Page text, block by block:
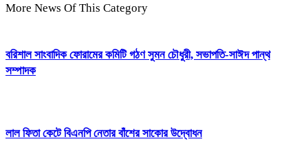
More News Of This Category
বরিশাল সাংবাদিক ফোরামের কমিটি গঠণ সুমন চৌধুরী, সভাপতি-সাঈদ পান্থ
সম্পাদক
লাল ফিতা কেটে বিএনপি নেতার বাঁশের সাকোর উদ্বোধন